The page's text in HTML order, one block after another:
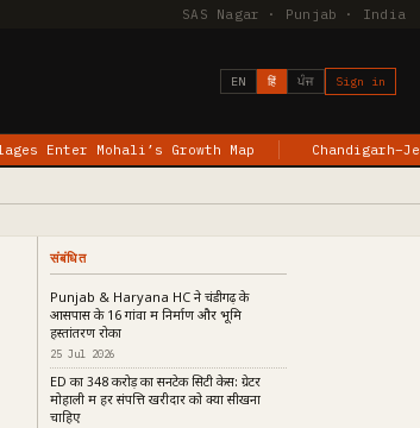
SAS Nagar · Punjab · India
EN हिं ਪੰਜ Sign in
Growth Map Chandigarh–Jewar Flights
संबंधित
Punjab & Haryana HC ने चंडीगढ़ के
आसपास के 16 गांवों में निर्माण और भूमि
हस्तांतरण रोका
25 Jul 2026
ED का ₹348 करोड़ का सनटेक सिटी केस: ग्रेटर
मोहाली में हर संपत्ति खरीदार को क्या सीखना
चाहिए